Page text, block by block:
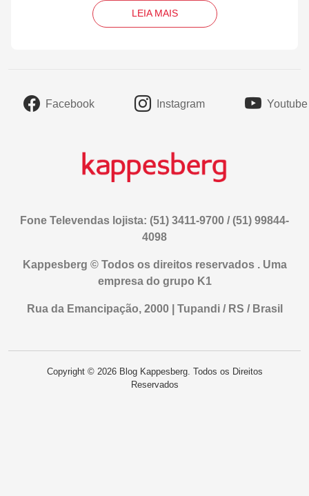
LEIA MAIS
Facebook Instagram Youtube
Fone Televendas lojista: (51) 3411-9700 / (51) 99844-
4098
Kappesberg © Todos os direitos reservados . Uma
empresa do grupo K1
Rua da Emancipação, 2000 | Tupandi / RS / Brasil
Copyright © 2026 Blog Kappesberg. Todos os Direitos
Reservados